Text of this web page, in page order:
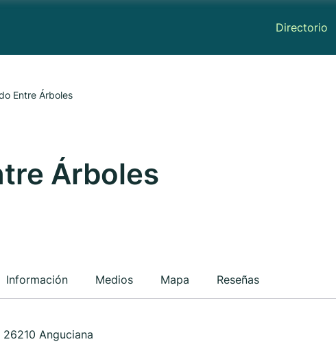
Directorio
Entre Árboles
Árboles
Información Medios Mapa Reseñas
Anguciana